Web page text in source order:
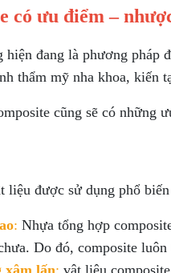
có ưu điểm –
hiện đang là phương
thẩm mỹ nha khoa, kiến
cũng sẽ có
liệu được sử dụng phổ
: Nhựa tổng hợp
Do đó, composite
xâm lấn: vật liệu